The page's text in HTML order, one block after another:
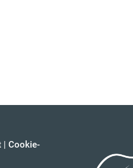
| Cookie-